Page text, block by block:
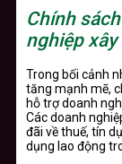
Chính
nghiệp
Trong bối cảnh
tăng mạnh mẽ,
hỗ trợ doanh
Các doanh
đãi về thuế, tín
dụng lao động